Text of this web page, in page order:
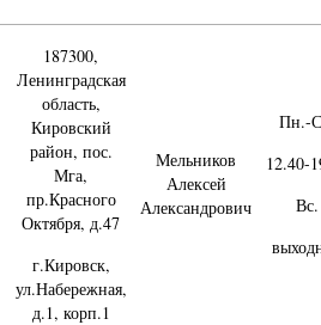
187300,
Ленинградская
область,
Кировский
район, пос.
Мга,
пр.Красного
Октября, д.47
г.Кировск,
ул.Набережная,
д.1, корп.1
Мельников
Алексей
Александрович
Пн.-
12.40-
Вс.